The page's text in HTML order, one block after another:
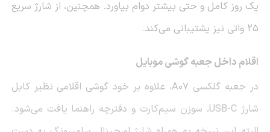
یک روز کامل و حتی بیشتر دوام بیاورد. همچنین، از شارژ سریع
25 واتی نیز پشتیبانی می‌کند.
اقلام داخل جعبه گوشی موبایل
در جعبه گلکسی A07، علاوه بر خود گوشی اقلامی نظیر کابل
شارژUSB-C، سوزن سیم‌کارت و دفترچه راهنما یافت می‌شود.